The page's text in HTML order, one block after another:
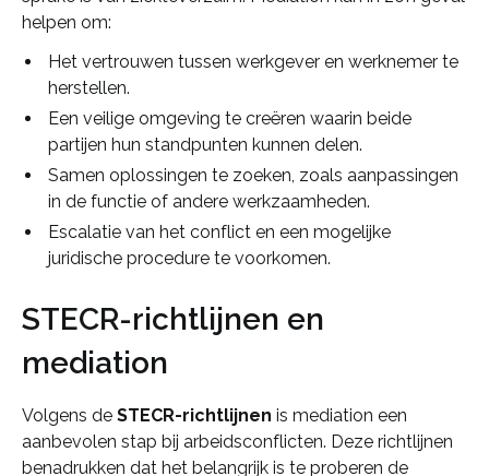
helpen om:
Het vertrouwen tussen werkgever en werknemer te
herstellen.
Een veilige omgeving te creëren waarin beide
partijen hun standpunten kunnen delen.
Samen oplossingen te zoeken, zoals aanpassingen
in de functie of andere werkzaamheden.
Escalatie van het conflict en een mogelijke
juridische procedure te voorkomen.
STECR-richtlijnen en
mediation
Volgens de STECR-richtlijnen is mediation een
aanbevolen stap bij arbeidsconflicten. Deze richtlijnen
benadrukken dat het belangrijk is te proberen de